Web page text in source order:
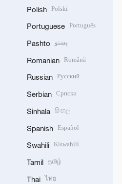
Polish Polski
Portuguese Português
Pashto پښتو
Romanian Română
Russian Русский
Serbian Српски
Sinhala සිංහල
Spanish Español
Swahili Kiswahili
Tamil தமிழ்
Thai ไทย